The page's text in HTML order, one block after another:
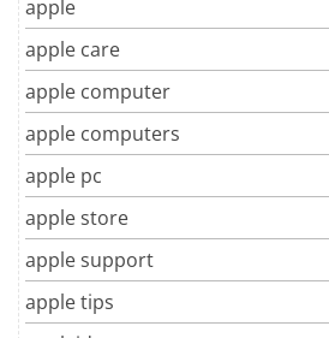
apple
apple care
apple computer
apple computers
apple pc
apple store
apple support
apple tips